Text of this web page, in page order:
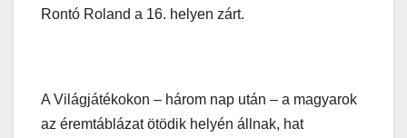
Rontó Roland a 16. helyen zárt.
A Világjátékokon – három nap után – a magyarok
az éremtáblázat ötödik helyén állnak, hat